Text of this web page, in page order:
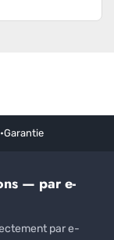
•Garantie
— par e-
par e-